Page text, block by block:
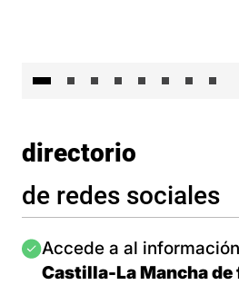
directorio
de redes sociales
Imagen
Accede a al
Castilla-La Mancha de